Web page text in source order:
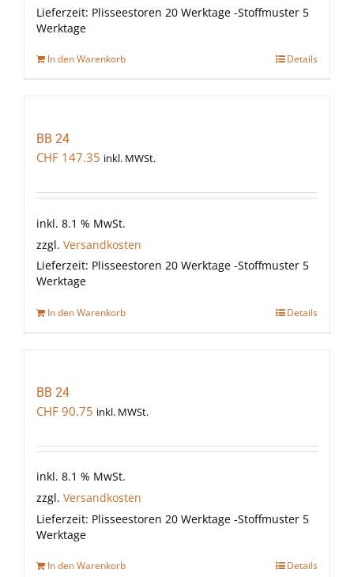
Lieferzeit: Plisseestoren 20 Werktage -Stoffmuster 5
Werktage
In den Warenkorb Details
BB 24
CHF 147.35 inkl. MWSt.
inkl. 8.1 % MwSt.
zzgl. Versandkosten
Lieferzeit: Plisseestoren 20 Werktage -Stoffmuster 5
Werktage
In den Warenkorb Details
BB 24
CHF 90.75 inkl. MWSt.
inkl. 8.1 % MwSt.
zzgl. Versandkosten
Lieferzeit: Plisseestoren 20 Werktage -Stoffmuster 5
Werktage
In den Warenkorb Details